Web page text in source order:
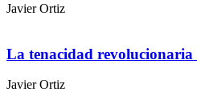
Javier Ortiz
La tenacidad revolucionaria
Javier Ortiz